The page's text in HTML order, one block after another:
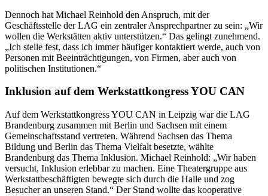
Dennoch hat Michael Reinhold den Anspruch, mit der
Geschäftsstelle der LAG ein zentraler Ansprechpartner zu sein: „Wir
wollen die Werkstätten aktiv unterstützen.“ Das gelingt zunehmend.
„Ich stelle fest, dass ich immer häufiger kontaktiert werde, auch von
Personen mit Beeinträchtigungen, von Firmen, aber auch von
politischen Institutionen.“
Inklusion auf dem Werkstattkongress YOU CAN
Auf dem Werkstattkongress YOU CAN in Leipzig war die LAG
Brandenburg zusammen mit Berlin und Sachsen mit einem
Gemeinschaftsstand vertreten. Während Sachsen das Thema
Bildung und Berlin das Thema Vielfalt besetzte, wählte
Brandenburg das Thema Inklusion. Michael Reinhold: „Wir haben
versucht, Inklusion erlebbar zu machen. Eine Theatergruppe aus
Werkstattbeschäftigten bewegte sich durch die Halle und zog
Besucher an unseren Stand.“ Der Stand wollte das kooperative